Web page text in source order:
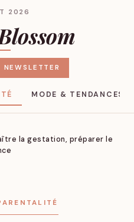
2026
NEWSLETTER
MODE & TENDANCES
la gestation, préparer le